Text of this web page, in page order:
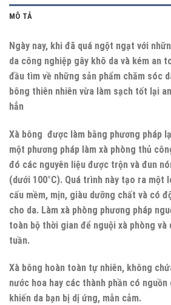
MÔ TẢ
Ngày nay, khi đã quá ngột ngạt với
da công nghiệp gây khô da và kém an
đầu tìm về những sản phẩm chăm sóc
bông thiên nhiên vừa làm sạch tốt lại
hẳn
Xà bông được làm bằng phương pháp
một phương pháp làm xà phòng thủ
đó các nguyên liệu được trộn và đun
(dưới 100°C). Quá trình này tạo ra một
cấu mềm, mịn, giàu dưỡng chất và có
cho da. Làm xà phòng phương pháp
toàn bộ thời gian để nguội xà phòng
tuần.
Xà bông hoàn toàn tự nhiên, không
nước hoa hay các thành phần có
khiến da bạn bị dị ứng, mẫn cảm.